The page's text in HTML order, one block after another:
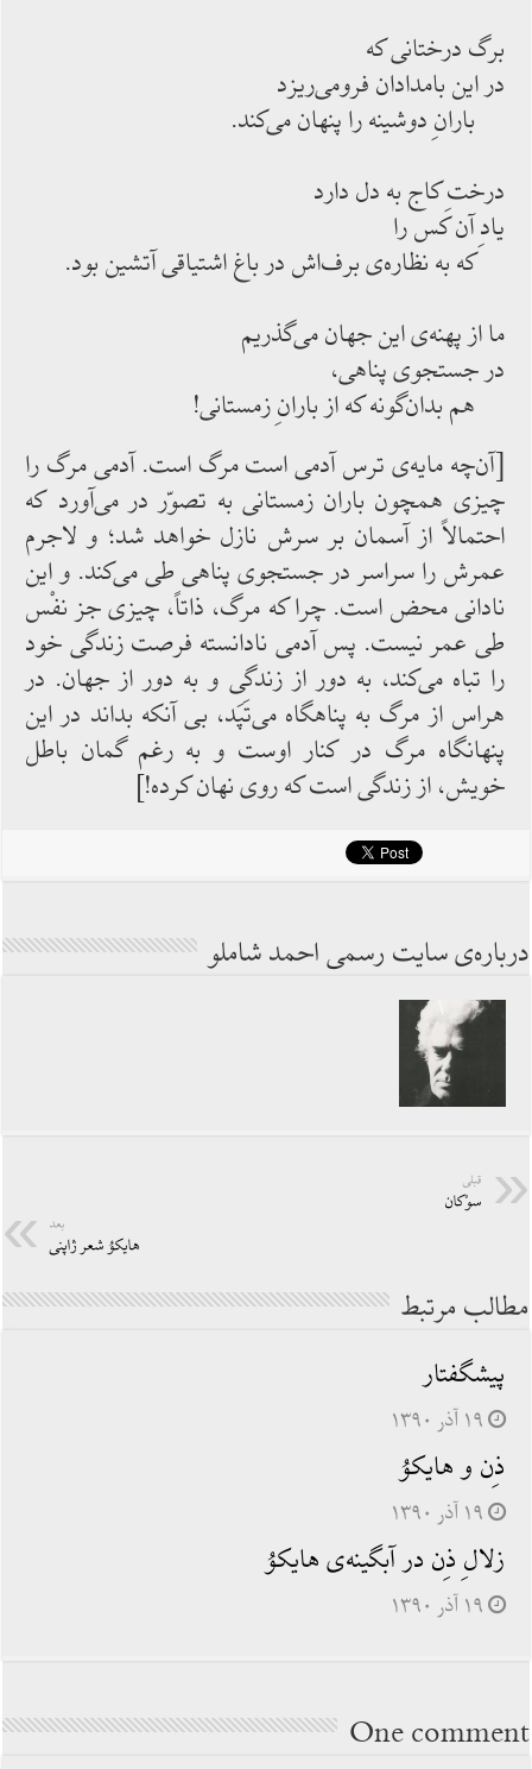
برگ درختانی كه
در این بامدادان فرومی‌‌‌ریزد
بارانِ دوشینه را پنهان‌‌‌ می‌‌‌كند.
درختِ كاج به ‌‌‌دل ‌‌‌دارد
یادِ آن كس را
كه به نظاره‌‌‌ی برف‌‌‌اش در باغ اشتیاقی آتشین بود.
ما از پهنه‌‌‌ی این جهان می‌‌‌گذریم
در جستجوی پناهی،
هم بدان‌‌‌گونه كه از بارانِ زمستانی!
[آن‌‌‌چه مایه‌‌‌ی ترس آدمی است مرگ است. آدمی مرگ را
چیزی همچون باران زمستانی به تصوّر در می‌‌‌آورد كه
احتمالاً از آسمان بر سرش نازل خواهد شد؛ و لاجرم
عمرش را سراسر در جستجوی پناهی طی ‌‌‌می‌‌‌كند. و این
نادانی محض است. چرا كه مرگ، ذاتاً، چیزی جز نفْس
طی عمر نیست. پس آدمی نادانسته فرصت زندگی خود
را تباه ‌‌‌می‌‌‌كند، به ‌‌‌دور از زندگی و به ‌‌‌دور از جهان. در
هراس از مرگ به پناهگاه می‌‌‌تَپَد، بی‌‌‌ آنكه بداند در این
پنهانگاه مرگ در كنار اوست و به ‌‌‌رغم گمان باطل
خویش، از زندگی است كه روی نهان كرده!]
درباره‌ی سایت رسمی احمد شاملو
قبلی
سوْكان
بعد
هایكوُ شعر ژاپنی
مطالب مرتبط
پیشگفتار
۱۹ آذر ۱۳۹۰
ذِن و هایكوُ
۱۹ آذر ۱۳۹۰
زلالِ ذِن در آبگینه‏‌ی هایكوُ
۱۹ آذر ۱۳۹۰
One comment